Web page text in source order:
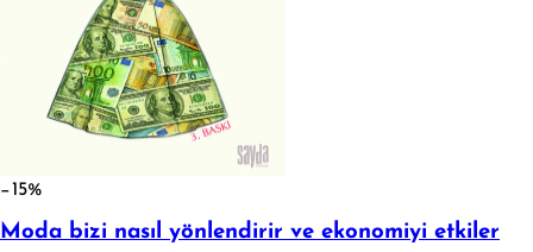
−15%
Moda bizi nasıl yönlendirir ve ekonomiyi etkiler